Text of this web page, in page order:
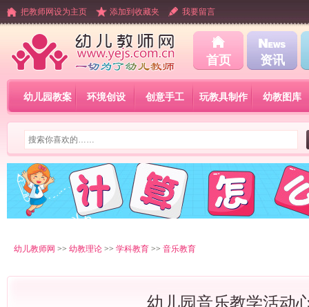
把教师网设为主页 添加到收藏夹 我要留言
首页 资讯
幼儿园教案 环境创设 创意手工 玩教具制作 幼教图库
幼儿教师网 >> 幼教理论 >> 学科教育 >> 音乐教育
幼儿园音乐教学活动